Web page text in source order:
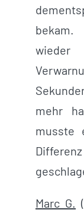
wieder
mehr
musste
Marc G.